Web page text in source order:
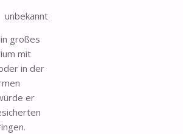
unbekannt
großes
mit
in der
er